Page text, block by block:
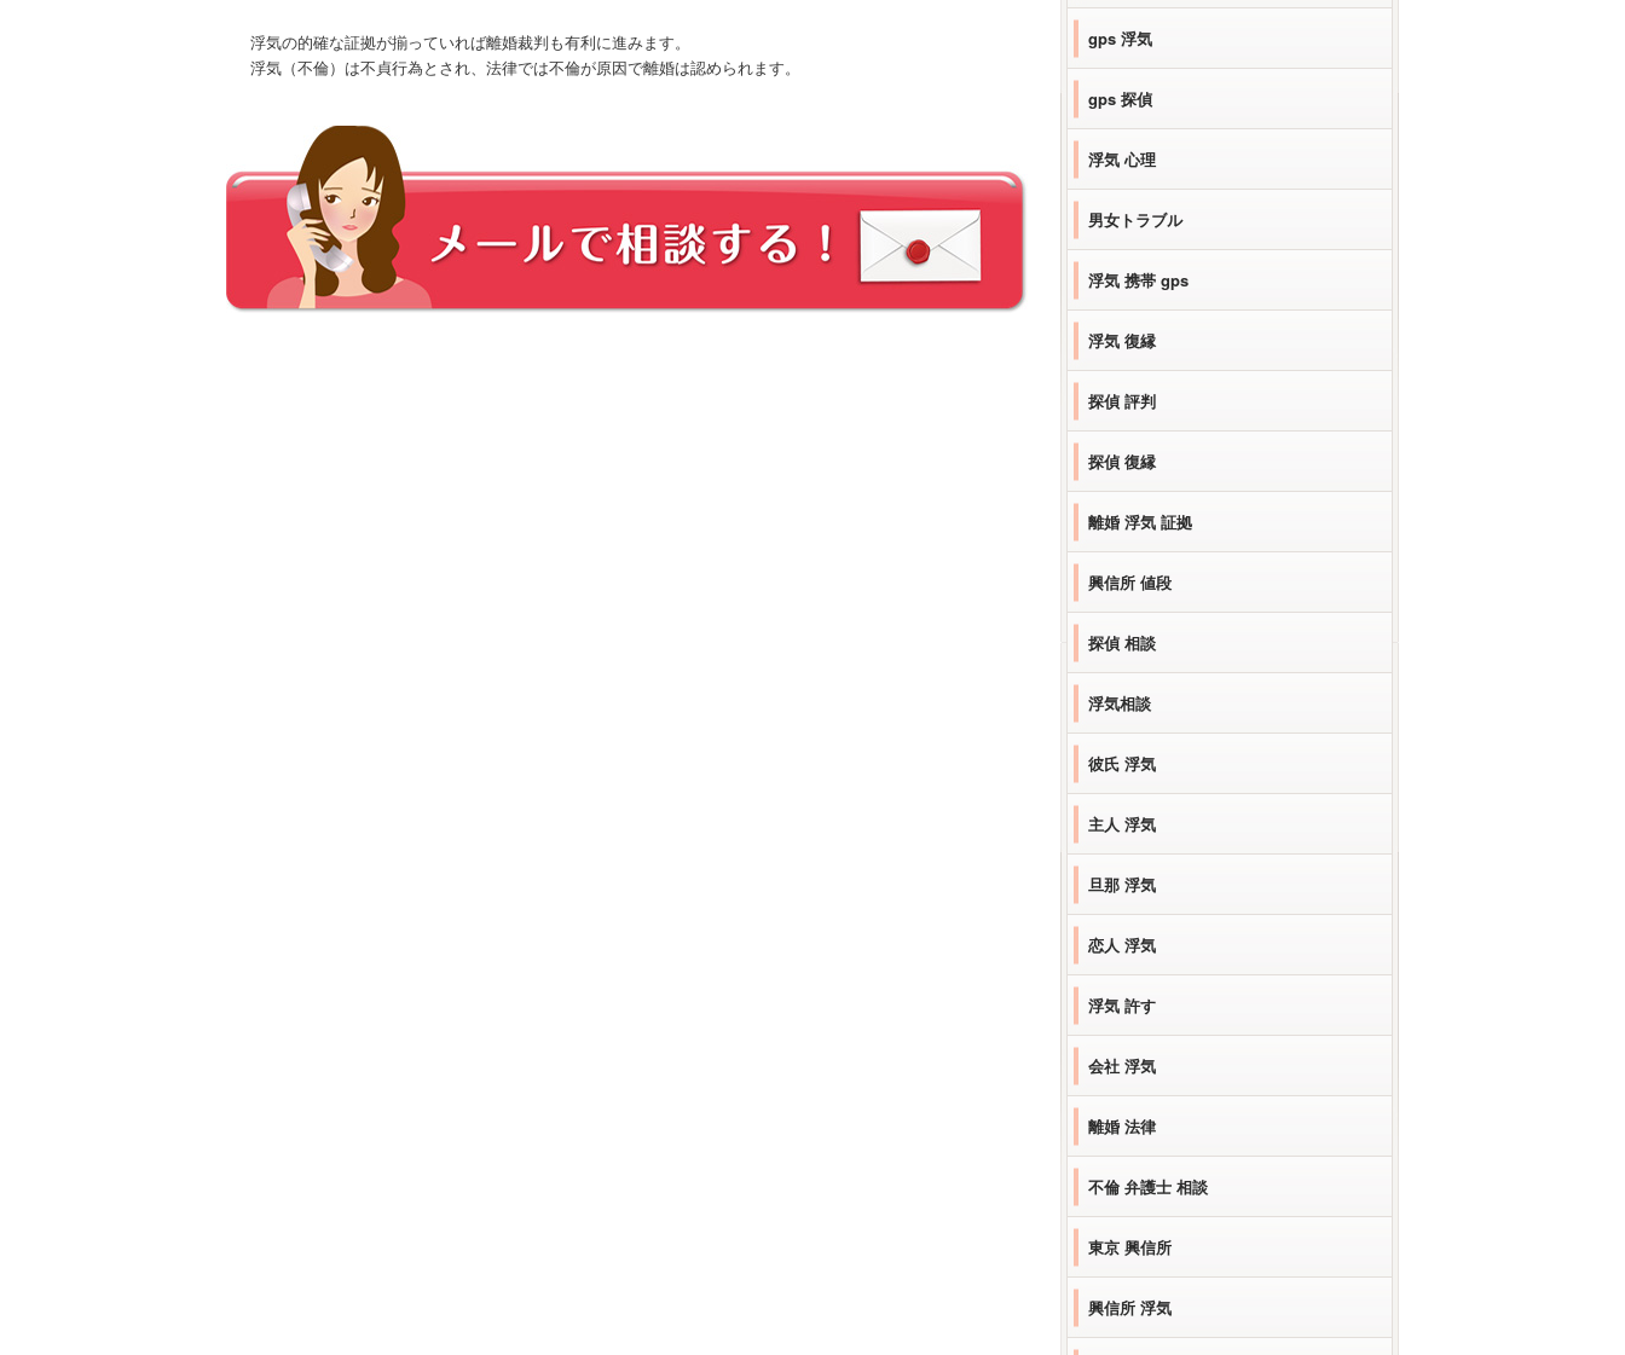
浮気の的確な証拠が揃っていれば離婚裁判も有利に進みます。
浮気（不倫）は不貞行為とされ、法律では不倫が原因で離婚は認められます。
gps 浮気
gps 探偵
浮気 心理
男女トラブル
浮気 携帯 gps
浮気 復縁
探偵 評判
探偵 復縁
離婚 浮気 証拠
興信所 値段
探偵 相談
浮気相談
彼氏 浮気
主人 浮気
旦那 浮気
恋人 浮気
浮気 許す
会社 浮気
離婚 法律
不倫 弁護士 相談
東京 興信所
興信所 浮気